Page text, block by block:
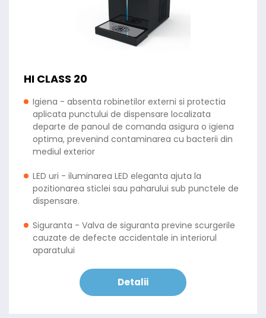
HI CLASS 20
Igiena - absenta robinetilor externi si protectia
aplicata punctului de dispensare localizata
departe de panoul de comanda asigura o igiena
optima, prevenind contaminarea cu bacterii din
mediul exterior
LED uri - iluminarea LED eleganta ajuta la
pozitionarea sticlei sau paharului sub punctele de
dispensare.
Siguranta - Valva de siguranta previne scurgerile
cauzate de defecte accidentale in interiorul
aparatului
Detalii